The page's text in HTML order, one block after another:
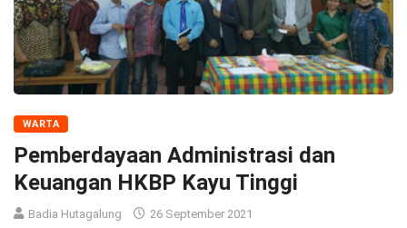
WARTA
Pemberdayaan Administrasi dan
Keuangan HKBP Kayu Tinggi
Badia Hutagalung 26 September 2021